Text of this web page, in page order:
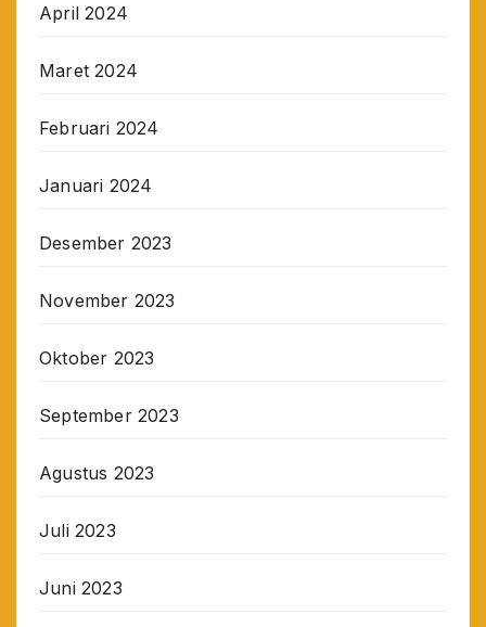
April 2024
Maret 2024
Februari 2024
Januari 2024
Desember 2023
November 2023
Oktober 2023
September 2023
Agustus 2023
Juli 2023
Juni 2023